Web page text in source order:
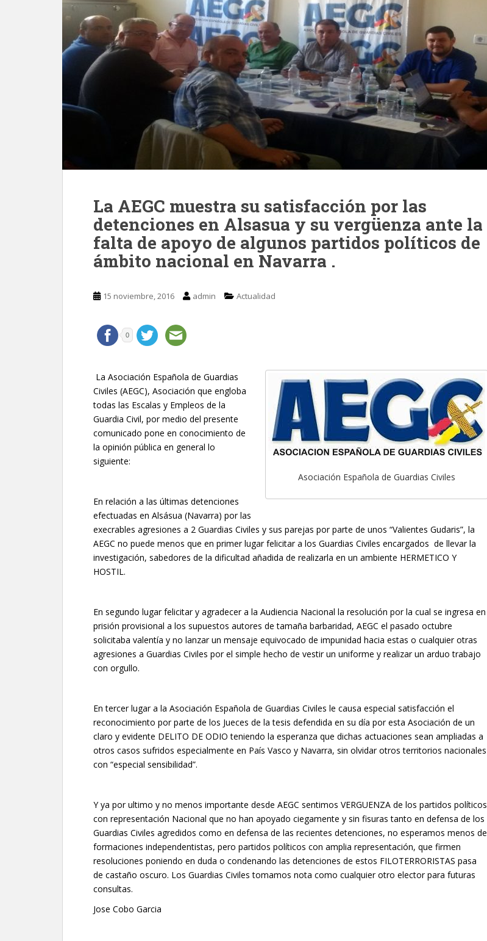
La AEGC muestra su satisfacción por las
detenciones en Alsasua y su vergüenza ante la
falta de apoyo de algunos partidos políticos de
ámbito nacional en Navarra .
15 noviembre, 2016 admin Actualidad
0
Asociación Española de Guardias Civiles
La Asociación Española de Guardias
Civiles (AEGC), Asociación que engloba
todas las Escalas y Empleos de la
Guardia Civil, por medio del presente
comunicado pone en conocimiento de
la opinión pública en general lo
siguiente:
En relación a las últimas detenciones
efectuadas en Alsásua (Navarra) por las
execrables agresiones a 2 Guardias Civiles y sus parejas por parte de unos “Valientes Gudaris”, la
AEGC no puede menos que en primer lugar felicitar a los Guardias Civiles encargados de llevar la
investigación, sabedores de la dificultad añadida de realizarla en un ambiente HERMETICO Y
HOSTIL.
En segundo lugar felicitar y agradecer a la Audiencia Nacional la resolución por la cual se ingresa en
prisión provisional a los supuestos autores de tamaña barbaridad, AEGC el pasado octubre
solicitaba valentía y no lanzar un mensaje equivocado de impunidad hacia estas o cualquier otras
agresiones a Guardias Civiles por el simple hecho de vestir un uniforme y realizar un arduo trabajo
con orgullo.
En tercer lugar a la Asociación Española de Guardias Civiles le causa especial satisfacción el
reconocimiento por parte de los Jueces de la tesis defendida en su día por esta Asociación de un
claro y evidente DELITO DE ODIO teniendo la esperanza que dichas actuaciones sean ampliadas a
otros casos sufridos especialmente en País Vasco y Navarra, sin olvidar otros territorios nacionales
con “especial sensibilidad”.
Y ya por ultimo y no menos importante desde AEGC sentimos VERGUENZA de los partidos políticos
con representación Nacional que no han apoyado ciegamente y sin fisuras tanto en defensa de los
Guardias Civiles agredidos como en defensa de las recientes detenciones, no esperamos menos de
formaciones independentistas, pero partidos políticos con amplia representación, que firmen
resoluciones poniendo en duda o condenando las detenciones de estos FILOTERRORISTAS pasa
de castaño oscuro. Los Guardias Civiles tomamos nota como cualquier otro elector para futuras
consultas.
Jose Cobo Garcia